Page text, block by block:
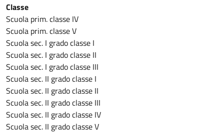
Classe
Scuola prim. classe IV
Scuola prim. classe V
Scuola sec. I grado classe I
Scuola sec. I grado classe II
Scuola sec. I grado classe III
Scuola sec. II grado classe I
Scuola sec. II grado classe II
Scuola sec. II grado classe III
Scuola sec. II grado classe IV
Scuola sec. II grado classe V